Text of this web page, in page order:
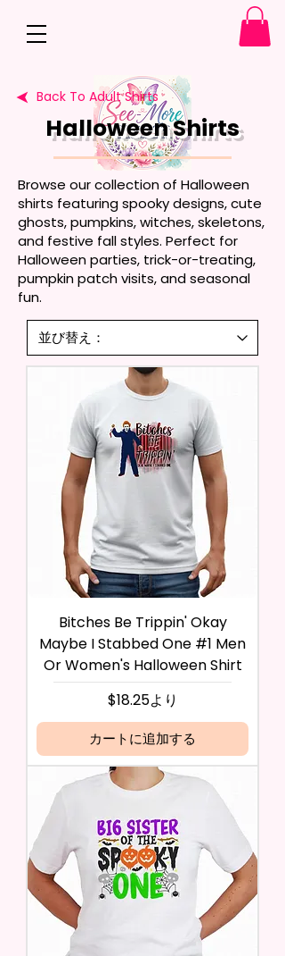
Back To Adult Shirts
Halloween Shirts
Browse our collection of Halloween
shirts featuring spooky designs, cute
ghosts, pumpkins, witches, skeletons,
and festive fall styles. Perfect for
Halloween parties, trick-or-treating,
pumpkin patch visits, and seasonal
fun.
Bitches Be Trippin' Okay
Maybe I Stabbed One #1 Men
Or Women's Halloween Shirt
$18.25より
セール価格
カートに追加する